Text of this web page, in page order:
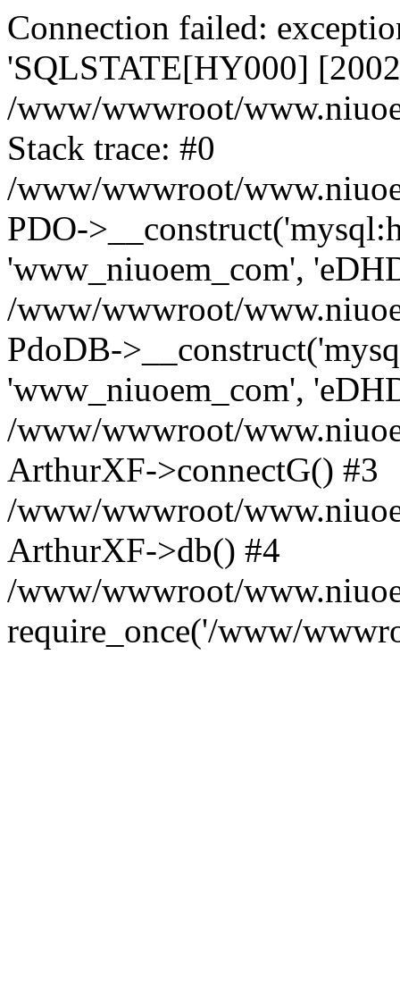
Connection failed:
'SQLSTATE[HY000]
/www/wwwroot/
Stack trace: #0
/www/wwwroot/
PDO-
'www_niuoem_com',
/www/wwwroot/
PdoDB-
'www_niuoem_com',
/www/wwwroot/
ArthurXF->connectG() #3
/www/wwwroot/
ArthurXF->db() #4
/www/wwwroot/
require_once('/www/